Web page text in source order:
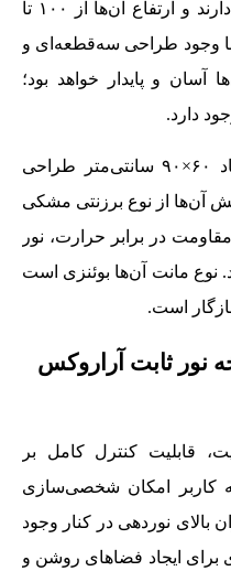
شده‌اند، تا ۹ کیلوگرم تحمل وزن دارند و ارتفاع آن‌ها از ۱۰۰ تا
با وجود طراحی سه‌قطعه‌ای و
و پایدار خواهد بود؛
دارد.
سافت‌باکس‌های همراه نیز با ابعاد ۶۰×۹۰ سانتی‌متر طراحی
آن‌ها از نوع برزنتی مشکی
در برابر حرارت، نور
نوع مانت آن‌ها بوئنزی است
است.
نور ثابت آراروکس
قابلیت کنترل کامل بر
کاربر امکان شخصی‌سازی
بالای نوردهی در کنار وجود
برای ایجاد فضاهای روشن و